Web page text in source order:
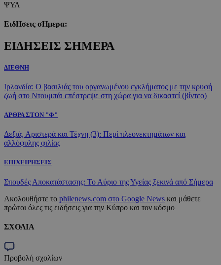
ΨΥΛ
ΕιδΗσεις σΗμερα:
ΕΙΔΗΣΕΙΣ ΣΗΜΕΡΑ
ΔΙΕΘΝΗ
Ιρλανδία: Ο βασιλιάς του οργανωμένου εγκλήματος με την κρυφή
ζωή στο Ντουμπάι επέστρεψε στη χώρα για να δικαστεί (βίντεο)
ΑΡΘΡΑ ΣΤΟΝ "Φ"
Δεξιά, Αριστερά και Τέχνη (3): Περί πλεονεκτημάτων και
αλλόφυλης φιλίας
ΕΠΙΧΕΙΡΗΣΕΙΣ
Σπουδές Αποκατάστασης: Το Αύριο της Υγείας ξεκινά από Σήμερα
Ακολουθήστε το philenews.com στο Google News και μάθετε
πρώτοι όλες τις ειδήσεις για την Κύπρο και τον κόσμο
ΣΧΟΛΙΑ
Προβολή σχολίων